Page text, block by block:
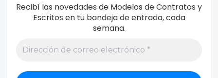
Recibí las novedades de Modelos de Contratos y
Escritos en tu bandeja de entrada, cada
semana.